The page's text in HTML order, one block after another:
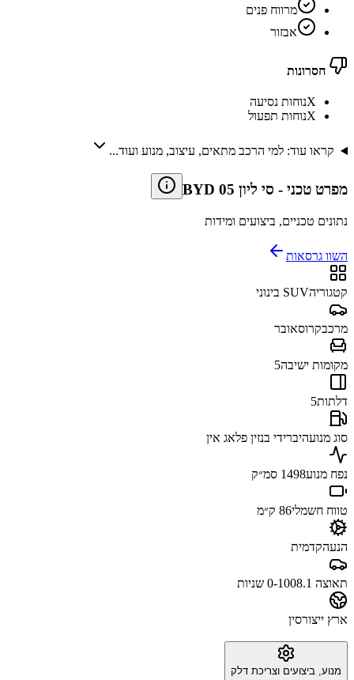
מרווח פנים
אבזור
חסרונות
Xנוחות נסיעה
Xנוחות תפעול
קראו עוד: למי הרכב מתאים, עיצוב, מנוע ועוד...
מפרט טכני - BYD סי ליון 05
נתונים טכניים, ביצועים ומידות
השוו גרסאות
קטגוריהSUV בינוני
מרכבקרוסאובר
מקומות ישיבה5
דלתות5
סוג מנועהיברידי בנזין פלאג אין
נפח מנוע1498 סמ״ק
טווח חשמלי86 ק״מ
הנעהקדמית
תאוצה 0-100 8.1 שניות
ארץ ייצורסין
מנוע, ביצועים וצריכת דלק